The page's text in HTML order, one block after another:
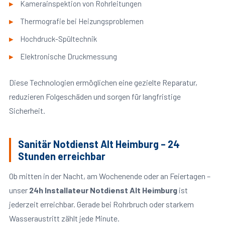
Kamerainspektion von Rohrleitungen
Thermografie bei Heizungsproblemen
Hochdruck-Spültechnik
Elektronische Druckmessung
Diese Technologien ermöglichen eine gezielte Reparatur,
reduzieren Folgeschäden und sorgen für langfristige
Sicherheit.
Sanitär Notdienst Alt Heimburg – 24
Stunden erreichbar
Ob mitten in der Nacht, am Wochenende oder an Feiertagen –
unser 24h Installateur Notdienst Alt Heimburgist
jederzeit erreichbar. Gerade bei Rohrbruch oder starkem
Wasseraustritt zählt jede Minute.